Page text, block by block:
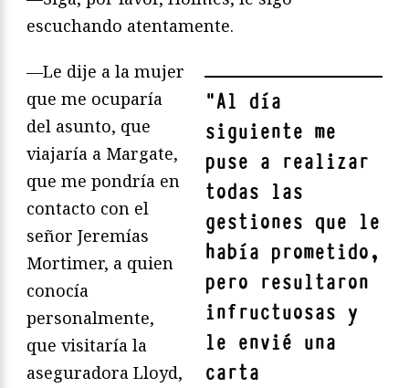
escuchando atentamente.
"Al día
siguiente me
puse a realizar
todas las
gestiones que le
había prometido,
pero resultaron
infructuosas y
le envié una
carta
—Le dije a la mujer
que me ocuparía
del asunto, que
viajaría a Margate,
que me pondría en
contacto con el
señor Jeremías
Mortimer, a quien
conocía
personalmente,
que visitaría la
aseguradora Lloyd,